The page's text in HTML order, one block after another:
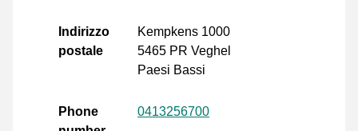
Indirizzo
postale
Kempkens 1000
5465 PR Veghel
Paesi Bassi
Phone
0413256700